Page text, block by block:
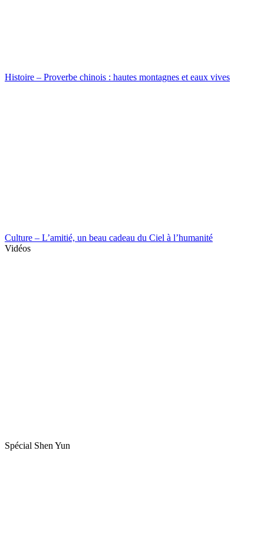
Histoire – Proverbe chinois : hautes montagnes et eaux vives
Culture – L’amitié, un beau cadeau du Ciel à l’humanité
Vidéos
Spécial Shen Yun